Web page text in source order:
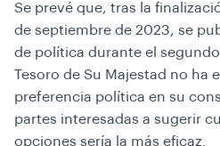
Se prevé que, tras la
de septiembre de 2023, se
de política durante el
Tesoro de Su Majestad no ha
preferencia política en su
partes interesadas a sugerir
opciones sería la más eficaz.